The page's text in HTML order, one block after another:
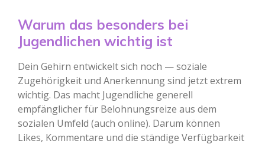
Warum das besonders bei
Jugendlichen wichtig ist
Dein Gehirn entwickelt sich noch — soziale
Zugehörigkeit und Anerkennung sind jetzt extrem
wichtig. Das macht Jugendliche generell
empfänglicher für Belohnungsreize aus dem
sozialen Umfeld (auch online). Darum können
Likes, Kommentare und die ständige Verfügbarkeit